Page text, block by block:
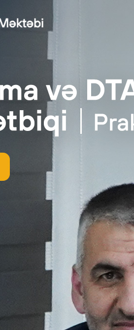
inkişafına təsir
hesablaşmaların xüsusi çəkisinin
iqtisadiyyatı” ilə mübarizənin çox
sənədinin qəbul olunduğunu
yaranma səbəbləri
korrupsiya, cavabdehlik,
özünüməşğulluq və s. amillər aid
hesablaşmaların xüsusi
180 milyard manatlıq
46 milyard manatını nağd
gedir və uçotdan yayınmaqla
problemlərin idarə edilməsi
mövcudluğunu təkcə vergi
on bir istiqaməti
qanunvericiliyin
də böyük diqqət yetirilsin.
stimullaşdırıcı addımlar da
var ki, onlar, sözsüz ki,